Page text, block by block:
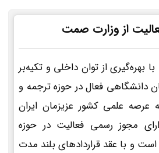
از وزارت صمت
بهره‌گیری از توان داخلی و تکیه‌بر
فعال در حوزه ترجمه و
عرصه علمی کشور عزیزمان ایران
مجوز رسمی فعالیت در حوزه
و با عقد قراردادهای بلند مدت